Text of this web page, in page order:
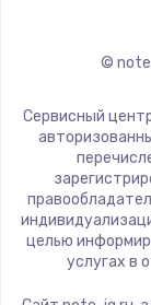
©
Сервисный
целью
услугах в